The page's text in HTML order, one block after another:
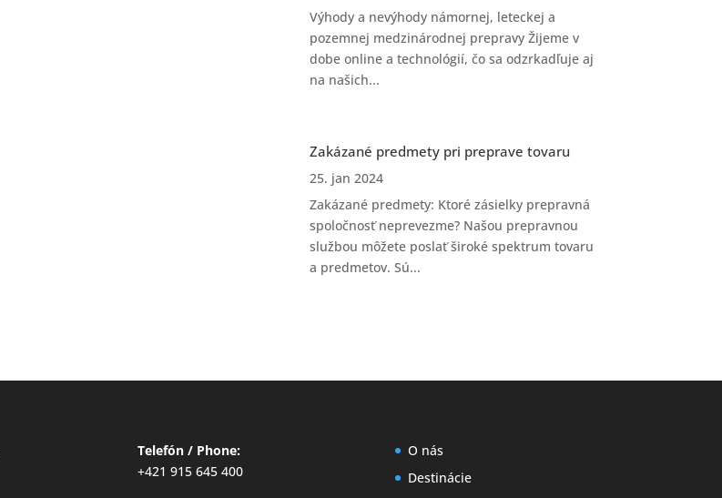
Výhody a nevýhody námornej, leteckej a
pozemnej medzinárodnej prepravy Žijeme v
dobe online a technológií, čo sa odzrkadľuje aj
na našich...
Zakázané predmety pri preprave tovaru
25. jan 2024
Zakázané predmety: Ktoré zásielky prepravná
spoločnosť neprevezme? Našou prepravnou
službou môžete poslať široké spektrum tovaru
a predmetov. Sú...
Telefón / Phone:
+421 915 645 400
O nás
Destinácie